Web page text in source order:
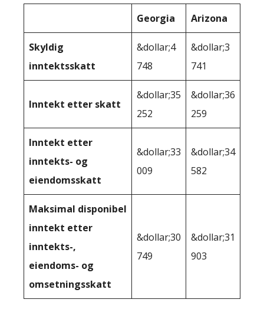
Georgia Arizona
Skyldig
inntektsskatt
&dollar;4
748
&dollar;3
741
Inntekt etter skatt
&dollar;35
252
&dollar;36
259
Inntekt etter
inntekts- og
eiendomsskatt
&dollar;33
009
&dollar;34
582
Maksimal disponibel
inntekt etter
inntekts-,
eiendoms- og
omsetningsskatt
&dollar;30
749
&dollar;31
903